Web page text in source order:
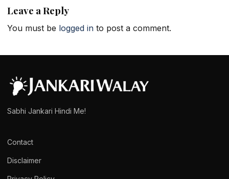
Leave a Reply
You must be logged in to post a comment.
Sabhi Jankari Hindi Me!
Contact
Disclaimer